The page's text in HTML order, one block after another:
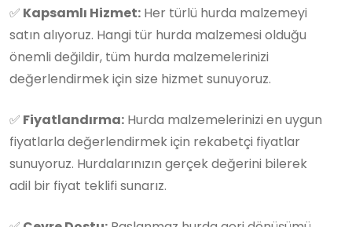
✅ Kapsamlı Hizmet: Her türlü hurda malzemeyi
satın alıyoruz. Hangi tür hurda malzemesi olduğu
önemli değildir, tüm hurda malzemelerinizi
değerlendirmek için size hizmet sunuyoruz.
✅ Fiyatlandırma: Hurda malzemelerinizi en uygun
fiyatlarla değerlendirmek için rekabetçi fiyatlar
sunuyoruz. Hurdalarınızın gerçek değerini bilerek
adil bir fiyat teklifi sunarız.